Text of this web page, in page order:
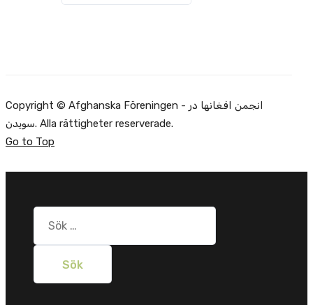
Copyright © Afghanska Föreningen - انجمن افغانها در
سویدن. Alla rättigheter reserverade.
Go to Top
Sök
efter: